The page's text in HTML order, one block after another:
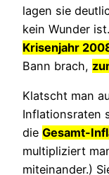
lagen sie
kein Wunder
Krisenjahr
Bann brach,
Klatscht man
Inflationsraten
die Gesamt-
multipliziert
miteinander.)